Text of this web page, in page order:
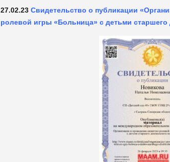
27.02.23Свидетельство о публикации
ролевой игры «Больница» с детьми старшего